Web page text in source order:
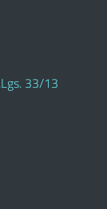
33/13